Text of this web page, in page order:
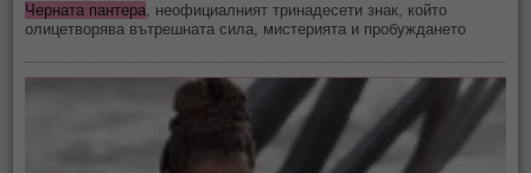
Черната пантера, неофициалният тринадесети знак, който
олицетворява вътрешната сила, мистерията и пробуждането